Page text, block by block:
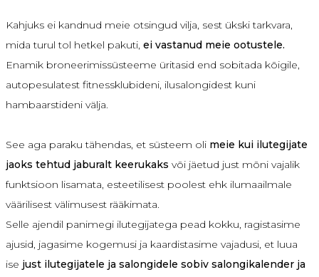
Kahjuks ei kandnud meie otsingud vilja, sest ükski tarkvara,
mida turul tol hetkel pakuti, ei vastanud meie ootustele.
Enamik broneerimissüsteeme üritasid end sobitada kõigile,
autopesulatest fitnessklubideni, ilusalongidest kuni
hambaarstideni välja.
See aga paraku tähendas, et süsteem oli meie kui ilutegijate
jaoks tehtud jaburalt keerukaks või jäetud just mõni vajalik
funktsioon lisamata, esteetilisest poolest ehk ilumaailmale
väärilisest välimusest rääkimata.
Selle ajendil panimegi ilutegijatega pead kokku, ragistasime
ajusid, jagasime kogemusi ja kaardistasime vajadusi, et luua
ise just ilutegijatele ja salongidele sobiv salongikalender ja